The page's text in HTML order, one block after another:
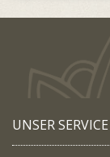
UNSER SERVICE